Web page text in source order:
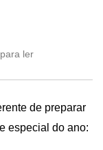
ler
de preparar
especial do ano: